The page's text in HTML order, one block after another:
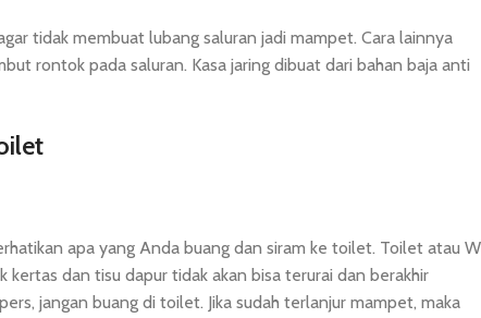
tidak membuat lubang saluran jadi mampet. Cara lainnya
rontok pada saluran. Kasa jaring dibuat dari bahan baja anti
apa yang Anda buang dan siram ke toilet. Toilet atau
dan tisu dapur tidak akan bisa terurai dan berakhir
jangan buang di toilet. Jika sudah terlanjur mampet, maka